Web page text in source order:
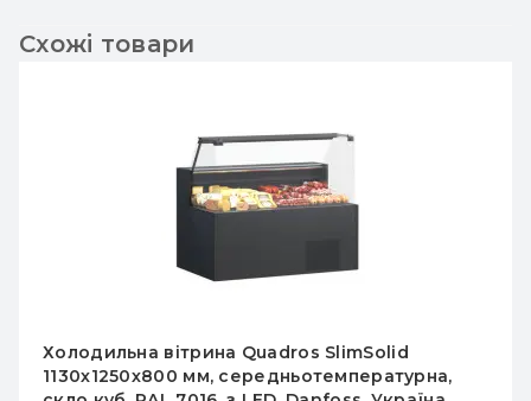
Схожі товари
Холодильна вітрина Quadros SlimSolid
1130х1250х800 мм, середньотемпературна,